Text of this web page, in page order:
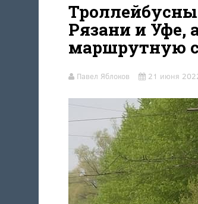
Рязани и Уфе,
маршрутную
Павел Яблоков 21 июня